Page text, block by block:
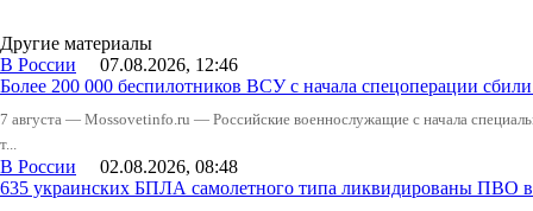
Другие материалы
В России 07.08.2026, 12:46
Более 200 000 беспилотников ВСУ с начала спецоперации
7 августа — Mossovetinfo.ru — Российские военнослужащие с начала
т...
В России 02.08.2026, 08:48
635 украинских БПЛА самолетного типа ликвидированы ПВО